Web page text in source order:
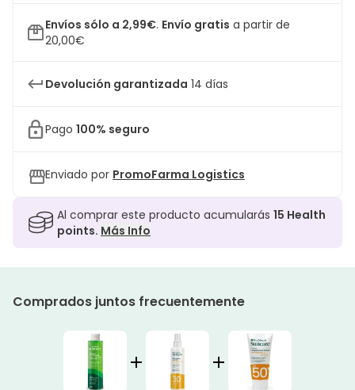
Envíos sólo a 2,99€. Envío gratis a partir de
20,00€
Devolución garantizada 14 días
Pago 100% seguro
Enviado por PromoFarma Logistics
Al comprar este producto acumularás 15 Health
points. Más Info
Comprados juntos frecuentemente